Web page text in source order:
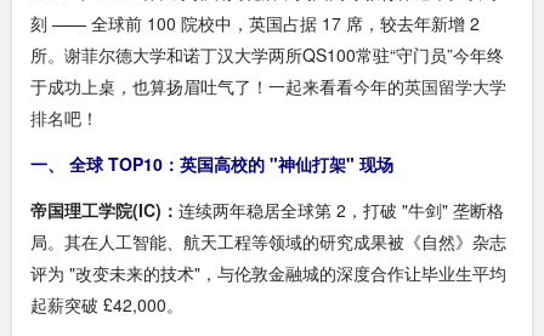
刻 —— 全球前 100 院校中，英国占据 17 席，较去年新增 2
所。谢菲尔德大学和诺丁汉大学两所QS100常驻“守门员”今年终
于成功上桌，也算扬眉吐气了！一起来看看今年的英国留学大学
排名吧！
一、 全球 TOP10：英国高校的 "神仙打架" 现场
帝国理工学院(IC)： 连续两年稳居全球第 2，打破 "牛剑" 垄断格
局。其在人工智能、航天工程等领域的研究成果被《自然》杂志
评为 "改变未来的技术"，与伦敦金融城的深度合作让毕业生平均
起薪突破 £42,000。